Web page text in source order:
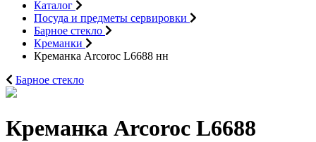
Каталог
Посуда и предметы сервировки
Барное стекло
Креманки
Креманка Arcoroc L6688 нн
Барное стекло
Креманка Arcoroc L6688